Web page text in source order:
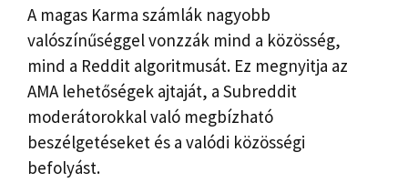
A magas Karma számlák nagyobb
valószínűséggel vonzzák mind a közösség,
mind a Reddit algoritmusát. Ez megnyitja az
AMA lehetőségek ajtaját, a Subreddit
moderátorokkal való megbízható
beszélgetéseket és a valódi közösségi
befolyást.